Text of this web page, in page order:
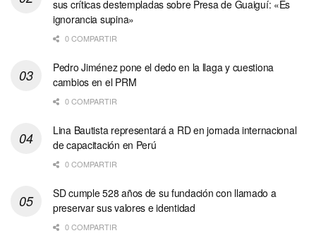
sus críticas destempladas sobre Presa de Guaiguí: «Es
ignorancia supina»
0 COMPARTIR
Pedro Jiménez pone el dedo en la llaga y cuestiona
cambios en el PRM
0 COMPARTIR
Lina Bautista representará a RD en jornada internacional
de capacitación en Perú
0 COMPARTIR
SD cumple 528 años de su fundación con llamado a
preservar sus valores e identidad
0 COMPARTIR